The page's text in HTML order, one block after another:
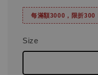
每滿額3000，限折300
Size